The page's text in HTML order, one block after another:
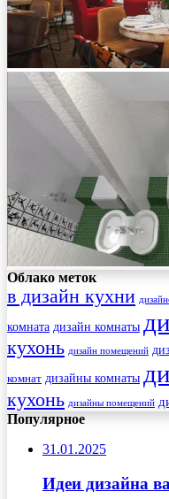
Облако меток
в дизайн кухни
комната дизайн комнаты
кухонь дизайн помещений
комнат дизайны комнаты
кухонь дизайны помещений
Популярное
31.01.2025
Идеи дизайна